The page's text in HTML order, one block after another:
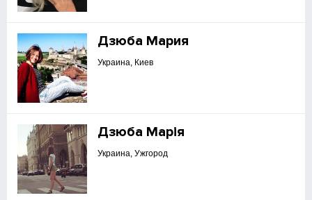
Дзюба Мария
Украина, Киев
Дзюба Марія
Украина, Ужгород